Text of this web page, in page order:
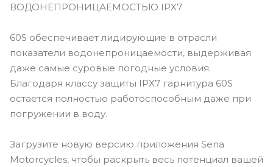
ВОДОНЕПРОНИЦАЕМОСТЬЮ IPX7
60S обеспечивает лидирующие в отрасли
показатели водонепроницаемости, выдерживая
даже самые суровые погодные условия.
Благодаря классу защиты IPX7 гарнитура 60S
остается полностью работоспособным даже при
погружении в воду.
Загрузите новую версию приложения Sena
Motorcycles, чтобы раскрыть весь потенциал вашей